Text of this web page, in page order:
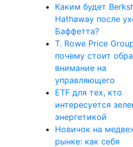
Каким будет
Hathaway после
Баффетта?
T. Rowe Price
почему стоит
внимание на
управляющего
ETF для тех, кто
интересуется
энергетикой
Новичок на
рынке: как себя